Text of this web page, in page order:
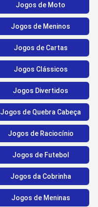
Jogos de Moto
Jogos de Meninos
Jogos de Cartas
Jogos Clássicos
Jogos Divertidos
Jogos de Quebra Cabeça
Jogos de Raciocínio
Jogos de Futebol
Jogos da Cobrinha
Jogos de Meninas